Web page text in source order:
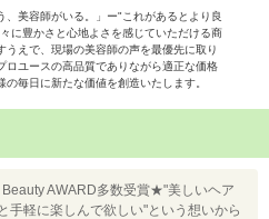
、美容師がいる。」ー"これがあるとより良
に豊かさと心地よさを感じていただける商
うえで、現場の美容師の声を最優先に取り
ロユースの高品質でありながら適正な価格
の毎日に新たな価値を創造いたします。
AWARD多数受賞★"美しいヘア
手軽に楽しんで欲しい"という想いから